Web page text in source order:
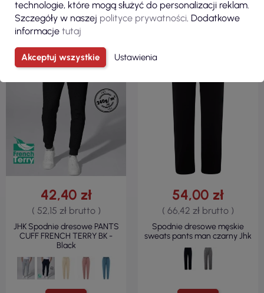
42,40 zł
( 52,15 zł brutto )
JHK Spodnie dresowe PANTS
CUFF FRENCH TERRY BK -
Black
54,00 zł
( 66,42 zł brutto )
Spodnie dresowe męskie
sweats pants man czarny Jhk
technologie, które mogą służyć do personalizacji reklam.
Szczegóły w naszej polityce prywatności . Dodatkowe
informacje tutaj
Akceptuj wszystkie Ustawienia